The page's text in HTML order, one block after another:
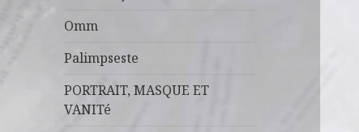
Omm
Palimpseste
PORTRAIT, MASQUE ET
VANITé